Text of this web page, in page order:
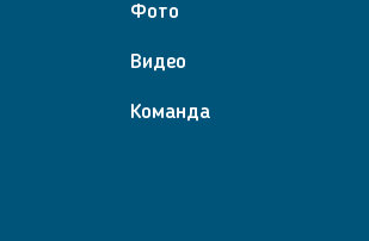
Фото
Видео
Команда